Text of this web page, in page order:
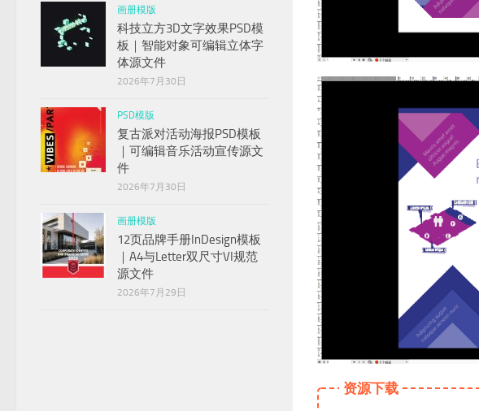
资源下载
画册模版
科技立方3D文字效果PSD模
板｜智能对象可编辑立体字
体源文件
2026年7月30日
PSD模版
复古派对活动海报PSD模板
｜可编辑音乐活动宣传源文
件
2026年7月30日
画册模版
12页品牌手册InDesign模板
｜A4与Letter双尺寸VI规范
源文件
2026年7月29日